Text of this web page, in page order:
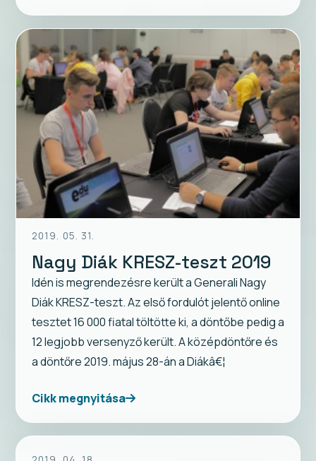
2019. 05. 31.
Nagy Diák KRESZ-teszt 2019
Idén is megrendezésre került a Generali Nagy
Diák KRESZ-teszt. Az első fordulót jelentő online
tesztet 16 000 fiatal töltötte ki, a döntőbe pedig a
12 legjobb versenyző került. A középdöntőre és
a döntőre 2019. május 28-án a Diákâ€¦
Cikk megnyitása